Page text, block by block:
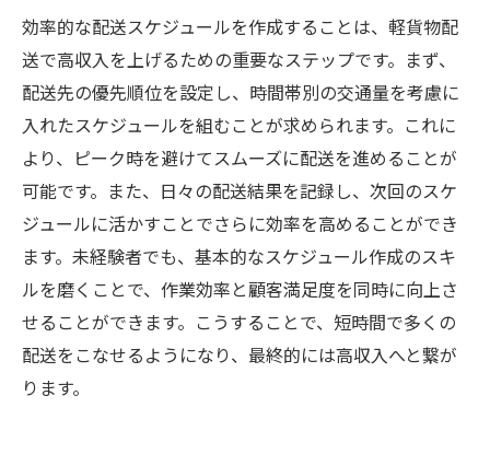
効率的な配送スケジュールを作成することは、軽貨物配
送で高収入を上げるための重要なステップです。まず、
配送先の優先順位を設定し、時間帯別の交通量を考慮に
入れたスケジュールを組むことが求められます。これに
より、ピーク時を避けてスムーズに配送を進めることが
可能です。また、日々の配送結果を記録し、次回のスケ
ジュールに活かすことでさらに効率を高めることができ
ます。未経験者でも、基本的なスケジュール作成のスキ
ルを磨くことで、作業効率と顧客満足度を同時に向上さ
せることができます。こうすることで、短時間で多くの
配送をこなせるようになり、最終的には高収入へと繋が
ります。